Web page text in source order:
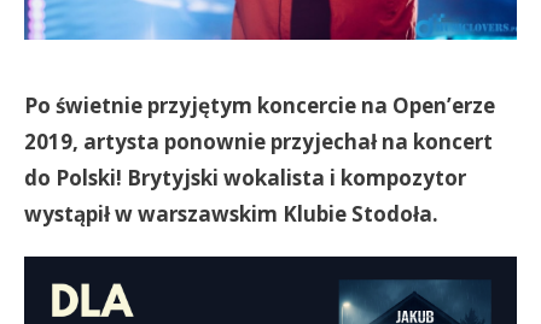
Po świetnie przyjętym koncercie na Open’erze
2019, artysta ponownie przyjechał na koncert
do Polski! Brytyjski wokalista i kompozytor
wystąpił w warszawskim Klubie Stodoła.